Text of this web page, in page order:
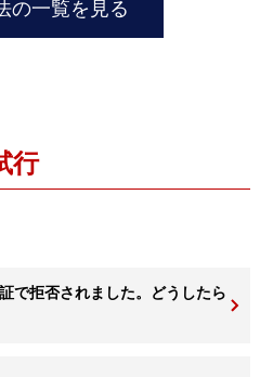
の一覧を見る
行
で拒否されました。どうしたら